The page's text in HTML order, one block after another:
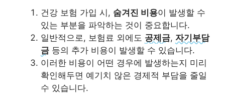
건강 보험 가입 시, 숨겨진 비용이 발생할 수
있는 부분을 파악하는 것이 중요합니다.
일반적으로, 보험료 외에도 공제금, 자기부담
금 등의 추가 비용이 발생할 수 있습니다.
이러한 비용이 어떤 경우에 발생하는지 미리
확인해두면 예기치 않은 경제적 부담을 줄일
수 있습니다.